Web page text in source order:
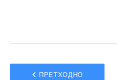
ПРЕТХОДНО